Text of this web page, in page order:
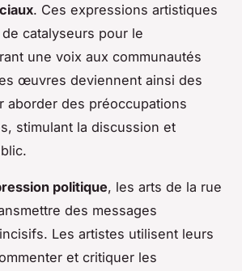
. Ces expressions artistiques
catalyseurs pour le
une voix aux communautés
œuvres deviennent ainsi des
aborder des préoccupations
stimulant la discussion et
politique, les arts de la rue
des messages
Les artistes utilisent leurs
et critiquer les